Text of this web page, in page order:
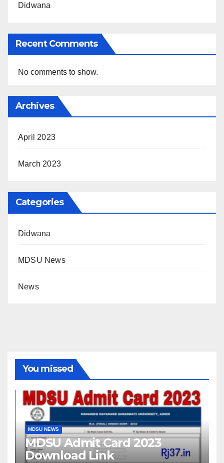
Didwana
Recent Comments
No comments to show.
Archives
April 2023
March 2023
Categories
Didwana
MDSU News
News
You missed
MDSU NEWS
MDSU Admit Card 2023
Download Link